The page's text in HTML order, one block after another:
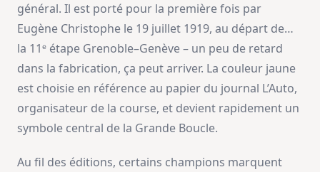
général. Il est porté pour la première fois par
Eugène Christophe le 19 juillet 1919, au départ de…
la 11ᵉ étape Grenoble–Genève – un peu de retard
dans la fabrication, ça peut arriver. La couleur jaune
est choisie en référence au papier du journal L’Auto,
organisateur de la course, et devient rapidement un
symbole central de la Grande Boucle.
Au fil des éditions, certains champions marquent